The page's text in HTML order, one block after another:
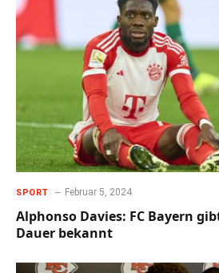
SPORT Februar 5, 2024
Alphonso Davies: FC Bayern
Dauer bekannt